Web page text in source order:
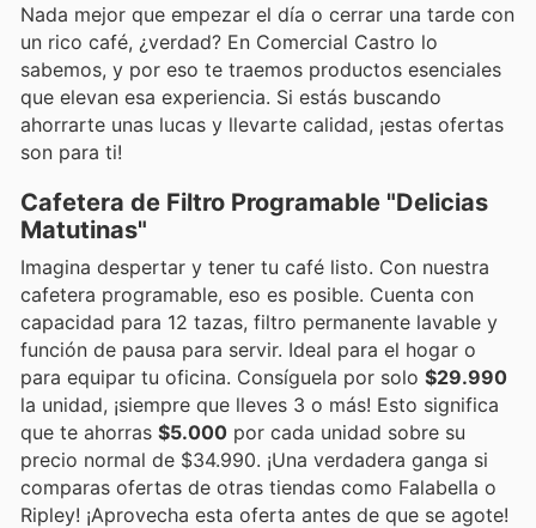
Nada mejor que empezar el día o cerrar una tarde con
un rico café, ¿verdad? En Comercial Castro lo
sabemos, y por eso te traemos productos esenciales
que elevan esa experiencia. Si estás buscando
ahorrarte unas lucas y llevarte calidad, ¡estas ofertas
son para ti!
Cafetera de Filtro Programable "Delicias
Matutinas"
Imagina despertar y tener tu café listo. Con nuestra
cafetera programable, eso es posible. Cuenta con
capacidad para 12 tazas, filtro permanente lavable y
función de pausa para servir. Ideal para el hogar o
para equipar tu oficina. Consíguela por solo $29.990
la unidad, ¡siempre que lleves 3 o más! Esto significa
que te ahorras $5.000 por cada unidad sobre su
precio normal de $34.990. ¡Una verdadera ganga si
comparas ofertas de otras tiendas como Falabella o
Ripley! ¡Aprovecha esta oferta antes de que se agote!